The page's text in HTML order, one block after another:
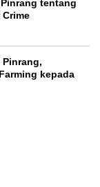
tentang
Pinrang,
kepada